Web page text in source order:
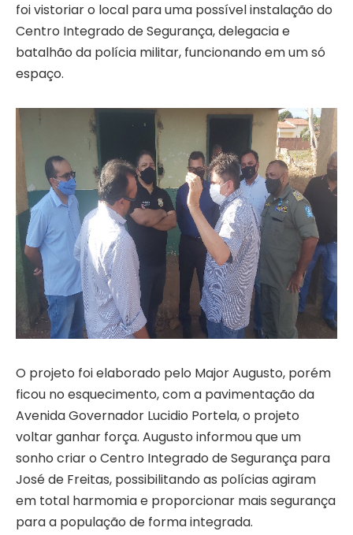
foi vistoriar o local para uma possível instalação do
Centro Integrado de Segurança, delegacia e
batalhão da polícia militar, funcionando em um só
espaço.
O projeto foi elaborado pelo Major Augusto, porém
ficou no esquecimento, com a pavimentação da
Avenida Governador Lucidio Portela, o projeto
voltar ganhar força. Augusto informou que um
sonho criar o Centro Integrado de Segurança para
José de Freitas, possibilitando as polícias agiram
em total harmomia e proporcionar mais segurança
para a população de forma integrada.